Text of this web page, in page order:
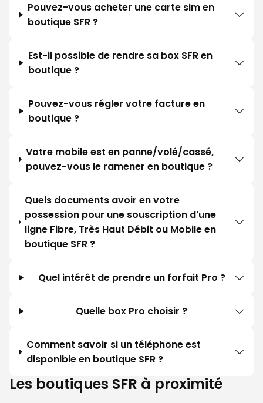
Pouvez-vous acheter une carte sim en
boutique SFR ?
Est-il possible de rendre sa box SFR en
boutique ?
Pouvez-vous régler votre facture en
boutique ?
Votre mobile est en panne/volé/cassé,
pouvez-vous le ramener en boutique ?
Quels documents avoir en votre
possession pour une souscription d'une
ligne Fibre, Très Haut Débit ou Mobile en
boutique SFR ?
Quel intérêt de prendre un forfait Pro ?
Quelle box Pro choisir ?
Comment savoir si un téléphone est
disponible en boutique SFR ?
Les boutiques SFR à proximité